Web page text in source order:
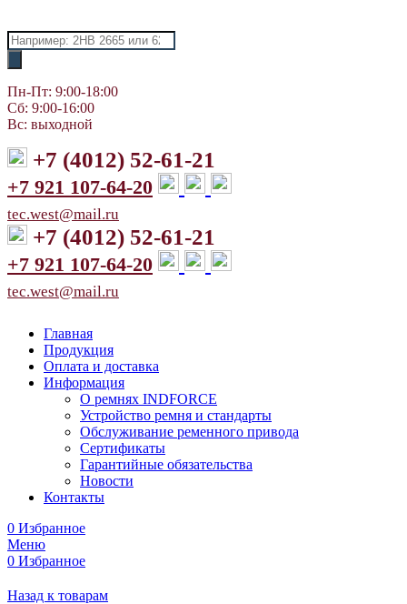
Поиск
товаров
Пн-Пт: 9:00-18:00
Сб: 9:00-16:00
Вс: выходной
+7 (4012) 52-61-21
+7 921 107-64-20
tec.west@mail.ru
+7 (4012) 52-61-21
+7 921 107-64-20
tec.west@mail.ru
Главная
Продукция
Оплата и доставка
Информация
О ремнях INDFORCE
Устройство ремня и стандарты
Обслуживание ременного привода
Сертификаты
Гарантийные обязательства
Новости
Контакты
0 Избранное
Меню
0 Избранное
Назад к товарам